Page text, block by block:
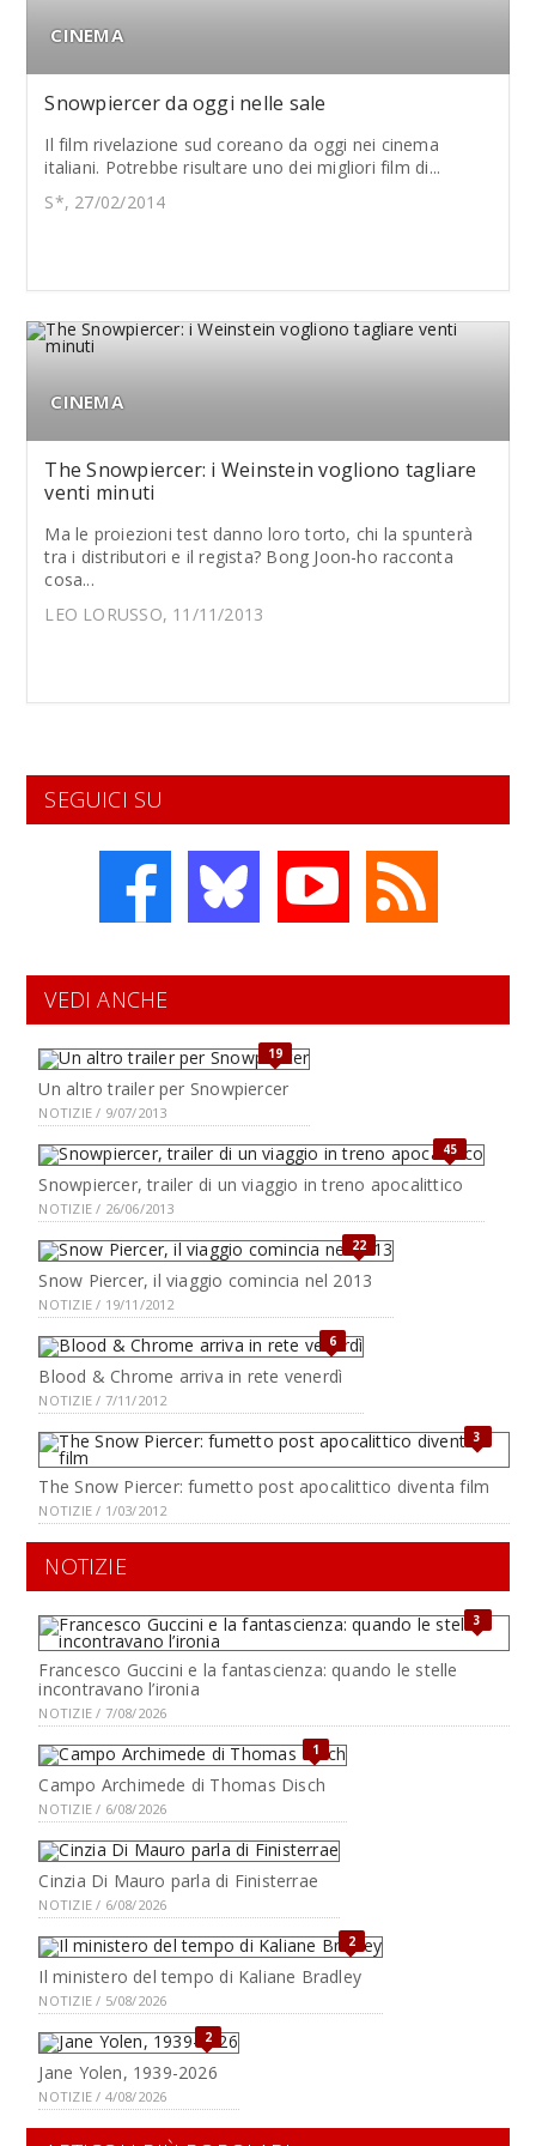
CINEMA
Snowpiercer da oggi nelle sale
Il film rivelazione sud coreano da oggi nei cinema
italiani. Potrebbe risultare uno dei migliori film di...
S*, 27/02/2014
CINEMA
The Snowpiercer: i Weinstein vogliono tagliare
venti minuti
Ma le proiezioni test danno loro torto, chi la spunterà
tra i distributori e il regista? Bong Joon-ho racconta
cosa...
LEO LORUSSO, 11/11/2013
SEGUICI SU
VEDI ANCHE
19
Un altro trailer per Snowpiercer
NOTIZIE / 9/07/2013
45
Snowpiercer, trailer di un viaggio in treno apocalittico
NOTIZIE / 26/06/2013
22
Snow Piercer, il viaggio comincia nel 2013
NOTIZIE / 19/11/2012
6
Blood & Chrome arriva in rete venerdì
NOTIZIE / 7/11/2012
3
The Snow Piercer: fumetto post apocalittico diventa film
NOTIZIE / 1/03/2012
NOTIZIE
3
Francesco Guccini e la fantascienza: quando le stelle
incontravano l’ironia
NOTIZIE / 7/08/2026
1
Campo Archimede di Thomas Disch
NOTIZIE / 6/08/2026
Cinzia Di Mauro parla di Finisterrae
NOTIZIE / 6/08/2026
2
Il ministero del tempo di Kaliane Bradley
NOTIZIE / 5/08/2026
2
Jane Yolen, 1939-2026
NOTIZIE / 4/08/2026